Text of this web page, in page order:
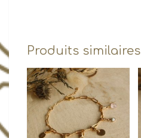
Produits similaires